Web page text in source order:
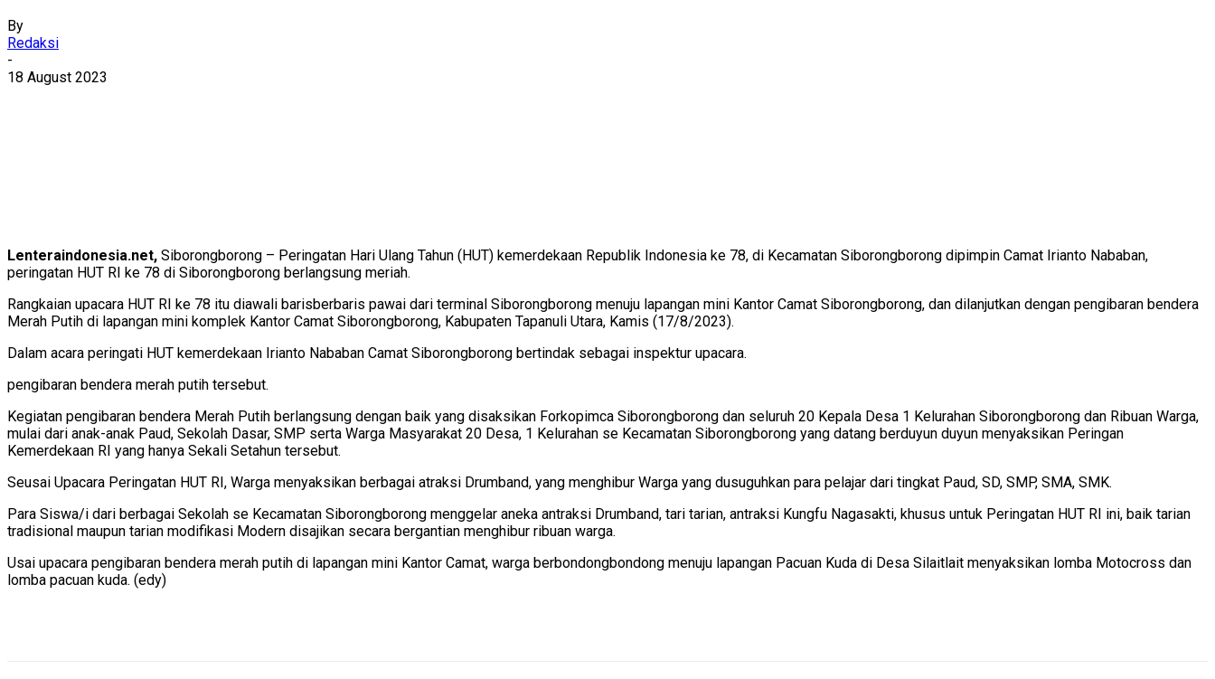
By
Redaksi
-
18 August 2023
Lenteraindonesia.net, Siborongborong – Peringatan Hari Ulang Tahun (HUT) kemerdekaan Republik Indonesia ke 78, di Kecamatan Siborongborong dipimpin Camat Irianto Nababan,
peringatan HUT RI ke 78 di Siborongborong berlangsung meriah.
Rangkaian upacara HUT RI ke 78 itu diawali barisberbaris pawai dari terminal Siborongborong menuju lapangan mini Kantor Camat Siborongborong, dan dilanjutkan dengan pengibaran bendera
Merah Putih di lapangan mini komplek Kantor Camat Siborongborong, Kabupaten Tapanuli Utara, Kamis (17/8/2023).
Dalam acara peringati HUT kemerdekaan Irianto Nababan Camat Siborongborong bertindak sebagai inspektur upacara.
pengibaran bendera merah putih tersebut.
Kegiatan pengibaran bendera Merah Putih berlangsung dengan baik yang disaksikan Forkopimca Siborongborong dan seluruh 20 Kepala Desa 1 Kelurahan Siborongborong dan Ribuan Warga,
mulai dari anak-anak Paud, Sekolah Dasar, SMP serta Warga Masyarakat 20 Desa, 1 Kelurahan se Kecamatan Siborongborong yang datang berduyun duyun menyaksikan Peringan
Kemerdekaan RI yang hanya Sekali Setahun tersebut.
Seusai Upacara Peringatan HUT RI, Warga menyaksikan berbagai atraksi Drumband, yang menghibur Warga yang dusuguhkan para pelajar dari tingkat Paud, SD, SMP, SMA, SMK.
Para Siswa/i dari berbagai Sekolah se Kecamatan Siborongborong menggelar aneka antraksi Drumband, tari tarian, antraksi Kungfu Nagasakti, khusus untuk Peringatan HUT RI ini, baik tarian
tradisional maupun tarian modifikasi Modern disajikan secara bergantian menghibur ribuan warga.
Usai upacara pengibaran bendera merah putih di lapangan mini Kantor Camat, warga berbondongbondong menuju lapangan Pacuan Kuda di Desa Silaitlait menyaksikan lomba Motocross dan
lomba pacuan kuda. (edy)